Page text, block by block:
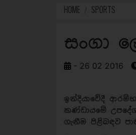
HOME SPORTS
සංගා
- 26 02 2016
ඉන්දියාවේදී
කණ්ඩායමේ
ගැනීම පිළිබඳව